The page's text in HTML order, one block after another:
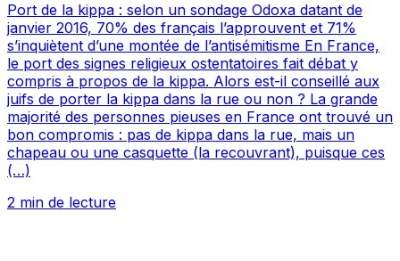
Port de la kippa : selon un sondage Odoxa datant de
janvier 2016, 70% des français l’approuvent et 71%
s’inquiètent d’une montée de l’antisémitisme En France,
le port des signes religieux ostentatoires fait débat y
compris à propos de la kippa. Alors est-il conseillé aux
juifs de porter la kippa dans la rue ou non ? La grande
majorité des personnes pieuses en France ont trouvé un
bon compromis : pas de kippa dans la rue, mais un
chapeau ou une casquette (la recouvrant), puisque ces
(…)
2 min de lecture